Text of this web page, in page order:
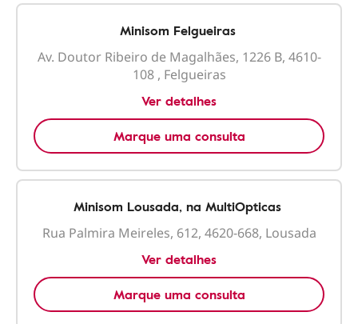
Minisom Felgueiras
Av. Doutor Ribeiro de Magalhães, 1226 B, 4610-
108 , Felgueiras
Ver detalhes
Marque uma consulta
Minisom Lousada, na MultiOpticas
Rua Palmira Meireles, 612, 4620-668, Lousada
Ver detalhes
Marque uma consulta